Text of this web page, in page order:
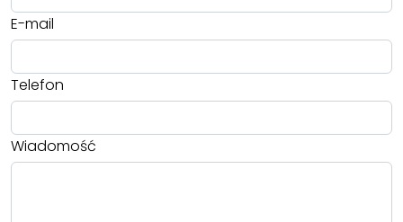
E-mail
Telefon
Wiadomość